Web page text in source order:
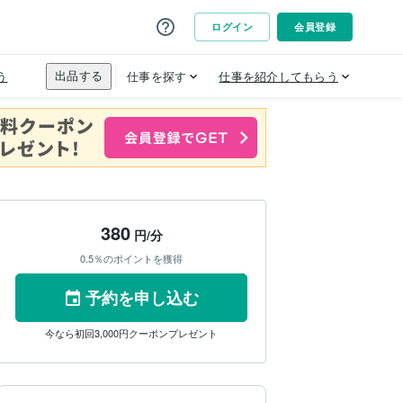
380円/分
0.5％のポイントを獲得
予約を申し込む
今なら初回3,000円クーポンプレゼント